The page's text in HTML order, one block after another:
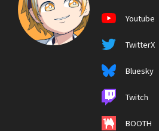
Youtube
TwitterX
Bluesky
Twitch
BOOTH